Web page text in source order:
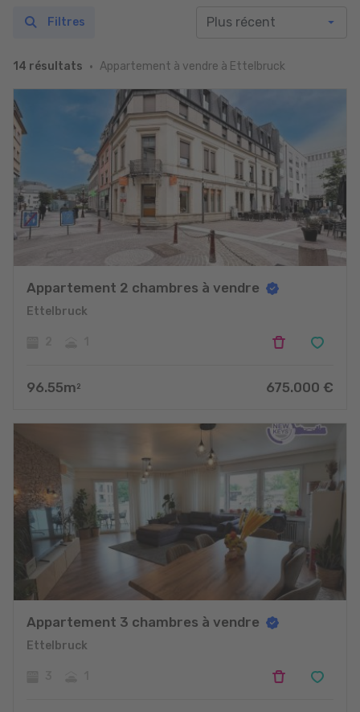
14 résultats Appartement à vendre à Ettelbruck
Filtres
Appartement 2 chambres à vendre
Ettelbruck
96.55m 2 675.000 €
Appartement 3 chambres à vendre
Ettelbruck